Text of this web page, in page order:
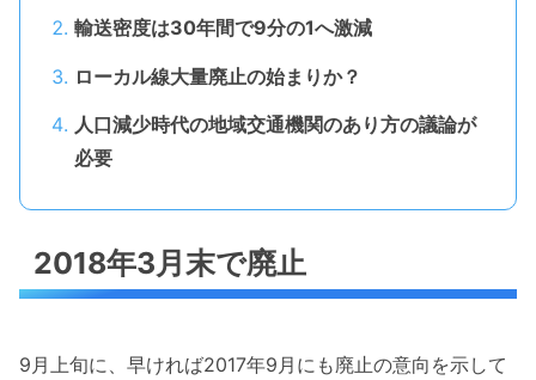
輸送密度は30年間で9分の1へ激減
ローカル線大量廃止の始まりか？
人口減少時代の地域交通機関のあり方の議論が
必要
2018年3月末で廃止
9月上旬に、早ければ2017年9月にも廃止の意向を示して